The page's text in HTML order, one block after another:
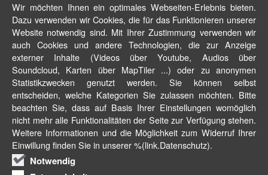
Wir möchten Ihnen ein optimales Webseiten-Erlebnis bieten.
Dazu verwenden wir Cookies, die für das Funktionieren unserer
Website notwendig sind. Mit Ihrer Zustimmung verwenden wir
auch Cookies und andere Technologien, die zur Anzeige
externer Inhalte (Videos über Youtube, Audios über
Soundcloud, Karten über MapTiler ...) oder zu anonymen
Statistikzwecken genutzt werden. Sie können selbst
entscheiden, welche Kategorien Sie zulassen möchten. Bitte
beachten Sie, dass auf Basis Ihrer Einstellungen womöglich
nicht mehr alle Funktionalitäten der Seite zur Verfügung stehen.
Weitere Informationen und die Möglichkeit zum Widerruf Ihrer
Einwillung finden Sie in unserer %(link.Datenschutz).
Notwendig